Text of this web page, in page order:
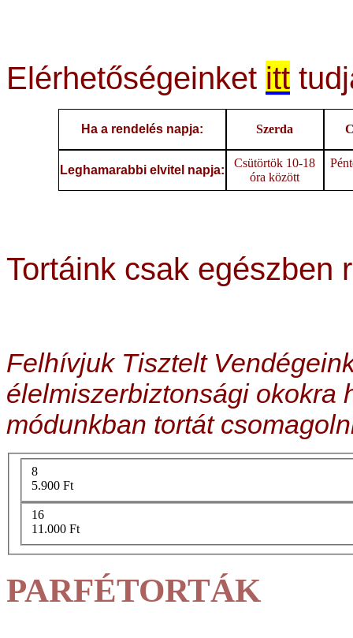
Elérhetőségeinket itt
Ha a rendelés napja: Szerda
Leghamarabbi elvitel napja:
Csütörtök 10-18
óra között
Tortáink csak egészben
Felhívjuk Tisztelt
élelmiszerbiztonsági okokra
módunkban tortát
8
5.900 Ft
16
11.000 Ft
PARFÉTORTÁK